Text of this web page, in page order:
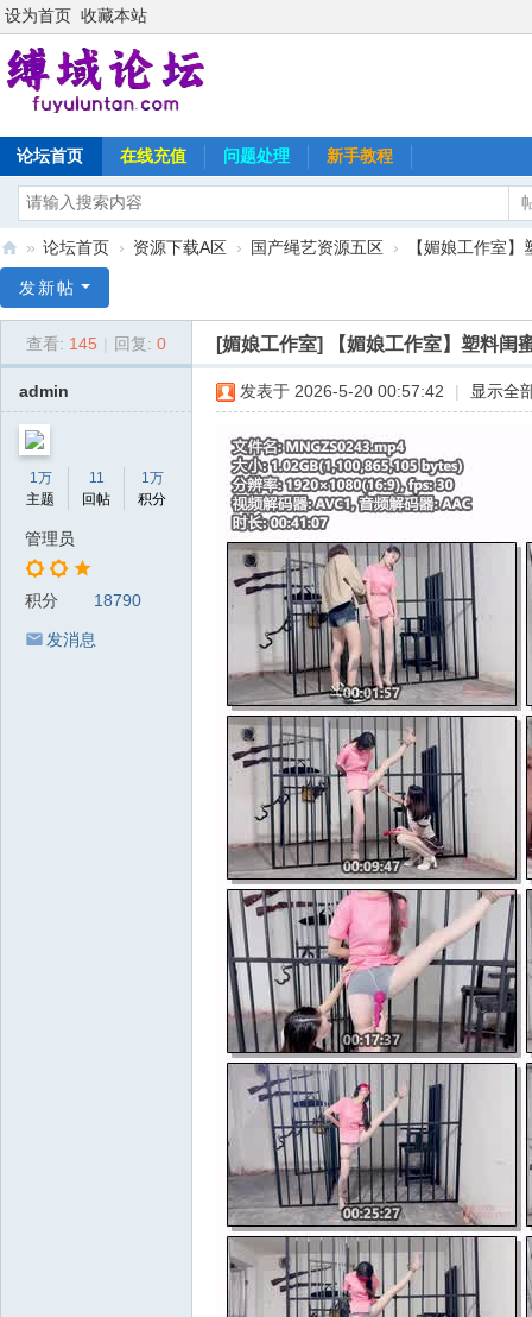
设为首页 收藏本站
论坛首页 在线充值 问题处理 新手教程
域
» 论坛首页 › 资源下载A区 › 国产绳艺资源五区 › 【媚娘工作室
发新帖
查看: 145 回复: 0 [媚娘工作室] 【媚娘工作室】塑料闺
admin
1万
主题
11
回帖
1万
积分
管理员
积分 18790
发消息
发表于 2026-5-20 00:57:42 显示全